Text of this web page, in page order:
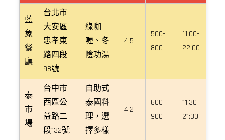
藍
象
餐
廳
台北市
大安區
忠孝東
路四段
98號
綠咖
喱、冬
陰功湯
4.5
500-
800
11:00-
22:00
泰
市
場
台中市
西區公
益路二
段132號
自助式
泰國料
理，選
擇多樣
4.2
600-
900
11:30-
21:30